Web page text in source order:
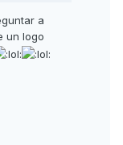
a
un logo